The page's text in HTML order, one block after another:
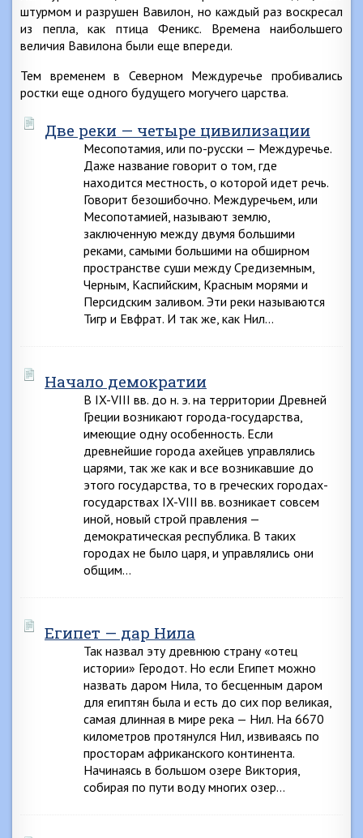
штурмом и разрушен Вавилон, но каждый раз воскресал
из пепла, как птица Феникс. Времена наибольшего
величия Вавилона были еще впереди.
Тем временем в Северном Междуречье пробивались
ростки еще одного будущего могучего царства.
Две реки — четыре цивилизации
Месопотамия, или по-русски — Междуречье.
Даже название говорит о том, где
находится местность, о которой идет речь.
Говорит безошибочно. Междуречьем, или
Месопотамией, называют землю,
заключенную между двумя большими
реками, самыми большими на обширном
пространстве суши между Средиземным,
Черным, Каспийским, Красным морями и
Персидским заливом. Эти реки называются
Тигр и Евфрат. И так же, как Нил…
Начало демократии
В IX-VIII вв. до н. э. на территории Древней
Греции возникают города-государства,
имеющие одну особенность. Если
древнейшие города ахейцев управлялись
царями, так же как и все возникавшие до
этого государства, то в греческих городах-
государствах IX-VIII вв. возникает совсем
иной, новый строй правления —
демократическая республика. В таких
городах не было царя, и управлялись они
общим…
Египет — дар Нила
Так назвал эту древнюю страну «отец
истории» Геродот. Но если Египет можно
назвать даром Нила, то бесценным даром
для египтян была и есть до сих пор великая,
самая длинная в мире река — Нил. На 6670
километров протянулся Нил, извиваясь по
просторам африканского континента.
Начинаясь в большом озере Виктория,
собирая по пути воду многих озер…